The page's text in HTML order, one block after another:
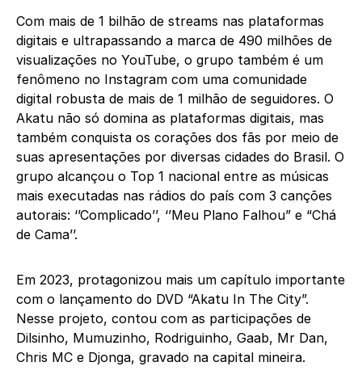
Com mais de 1 bilhão de streams nas plataformas
digitais e ultrapassando a marca de 490 milhões de
visualizações no YouTube, o grupo também é um
fenômeno no Instagram com uma comunidade
digital robusta de mais de 1 milhão de seguidores. O
Akatu não só domina as plataformas digitais, mas
também conquista os corações dos fãs por meio de
suas apresentações por diversas cidades do Brasil. O
grupo alcançou o Top 1 nacional entre as músicas
mais executadas nas rádios do país com 3 canções
autorais: ‘’Complicado’’, ‘’Meu Plano Falhou” e “Chá
de Cama’’.
Em 2023, protagonizou mais um capítulo importante
com o lançamento do DVD “Akatu In The City”.
Nesse projeto, contou com as participações de
Dilsinho, Mumuzinho, Rodriguinho, Gaab, Mr Dan,
Chris MC e Djonga, gravado na capital mineira.